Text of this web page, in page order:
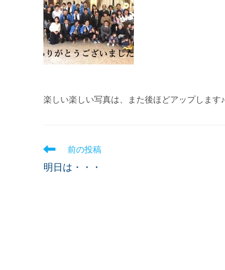
楽しい楽しい写真は、また後ほどアップします♪
前の投稿
明日は・・・